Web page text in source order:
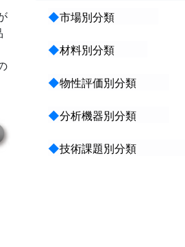
◆市場別分類
◆材料別分類
◆物性評価別分類
◆分析機器別分類
◆技術課題別分類